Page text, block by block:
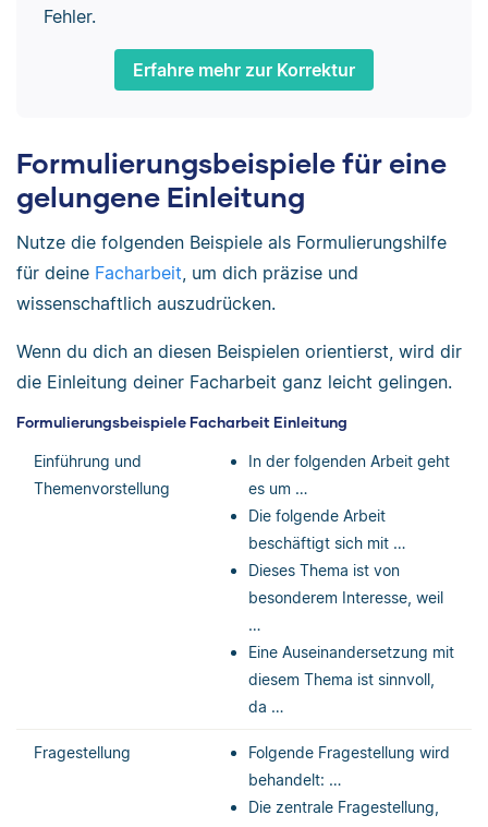
Fehler.
Erfahre mehr zur Korrektur
Formulierungsbeispiele für eine
gelungene Einleitung
Nutze die folgenden Beispiele als Formulierungshilfe
für deine Facharbeit, um dich präzise und
wissenschaftlich auszudrücken.
Wenn du dich an diesen Beispielen orientierst, wird dir
die Einleitung deiner Facharbeit ganz leicht gelingen.
Formulierungsbeispiele Facharbeit Einleitung
Einführung und
Themenvorstellung
In der folgenden Arbeit geht
es um …
Die folgende Arbeit
beschäftigt sich mit …
Dieses Thema ist von
besonderem Interesse, weil
…
Eine Auseinandersetzung mit
diesem Thema ist sinnvoll,
da …
Fragestellung
Folgende Fragestellung wird
behandelt: …
Die zentrale Fragestellung,